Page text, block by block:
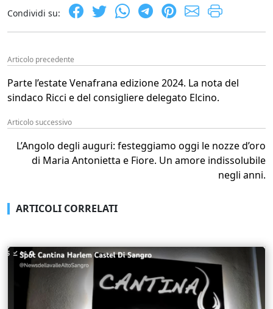
Condividi su:
Articolo precedente
Parte l’estate Venafrana edizione 2024. La nota del
sindaco Ricci e del consigliere delegato Elcino.
Articolo successivo
L’Angolo degli auguri: festeggiamo oggi le nozze d’oro
di Maria Antonietta e Fiore. Un amore indissolubile
negli anni.
ARTICOLI CORRELATI